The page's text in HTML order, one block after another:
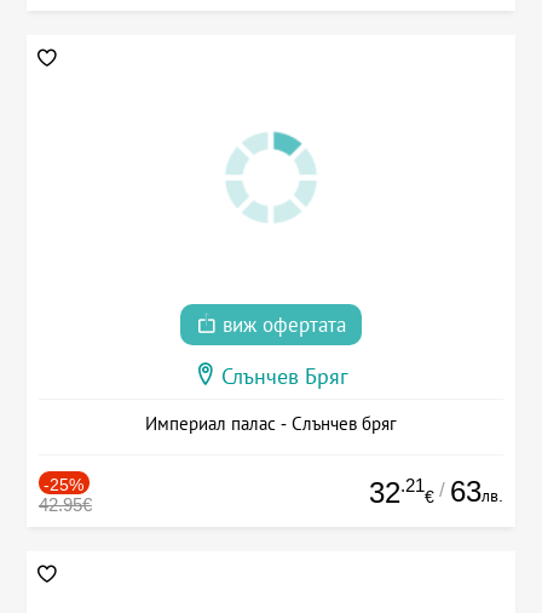
виж офертата
Слънчев Бряг
Империал палас - Слънчев бряг
-25%
42.95€ 32.21
€ / 63лв.